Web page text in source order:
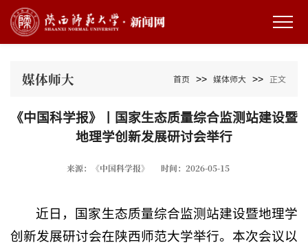
媒体师大 首页 >> 媒体师大 >> 正文
《中国科学报》丨国家生态质量综合监测站建设暨
地理学创新发展研讨会举行
来源：《中国科学报》 时间：2026-05-15
近日，国家生态质量综合监测站建设暨地理学
创新发展研讨会在陕西师范大学举行。本次会议以